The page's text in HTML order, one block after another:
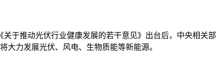
于推动光伏行业健康发展的若干意见》出台后，中央相关部
大力发展光伏、风电、生物质能等新能源。